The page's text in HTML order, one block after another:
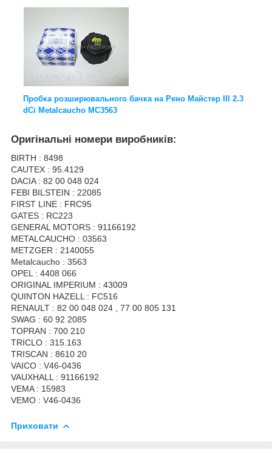
Пробка розширювального бачка на Рено Майстер III 2.3
dCi Metalcaucho MC3563
Оригінальні номери виробників:
BIRTH : 8498
CAUTEX : 95.4129
DACIA : 82 00 048 024
FEBI BILSTEIN : 22085
FIRST LINE : FRC95
GATES : RC223
GENERAL MOTORS : 91166192
METALCAUCHO : 03563
METZGER : 2140055
Metalcaucho : 3563
OPEL : 4408 066
ORIGINAL IMPERIUM : 43009
QUINTON HAZELL : FC516
RENAULT : 82 00 048 024 , 77 00 805 131
SWAG : 60 92 2085
TOPRAN : 700 210
TRICLO : 315.163
TRISCAN : 8610 20
VAICO : V46-0436
VAUXHALL : 91166192
VEMA : 15983
VEMO : V46-0436
Приховати